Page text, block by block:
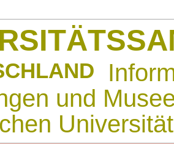
und